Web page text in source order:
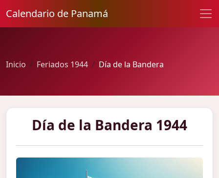
Calendario de Panamá
Inicio Feriados 1944 Día de la Bandera
Día de la Bandera 1944